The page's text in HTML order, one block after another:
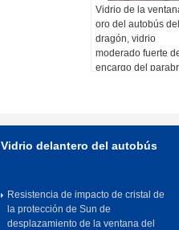
Vidrio de la
oro del autobús del
dragón, vidrio
moderado fuerte
encargo del
Vidrio delantero del autobús
Resistencia de impacto de cristal de
la protección de Sun de
desplazamiento de la ventana del